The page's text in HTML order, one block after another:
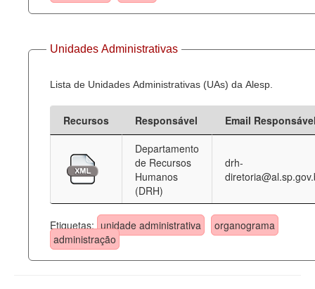
Unidades Administrativas
Lista de Unidades Administrativas (UAs) da Alesp.
Recursos Responsável
Email
Departamento
de Recursos
Humanos
(DRH)
drh-
Etiquetas: unidade administrativa
organograma
administração